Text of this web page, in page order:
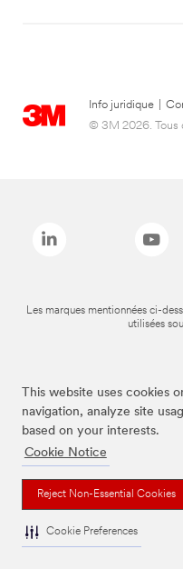
This website uses cookies
navigation, analyze site
based on your interests.
Cookie Notice
Reject Non-Essential Cookies
Cookie Preferences
Info juridique
© 3M 2026. Tous
Les marques mentionnées ci-
utilisées